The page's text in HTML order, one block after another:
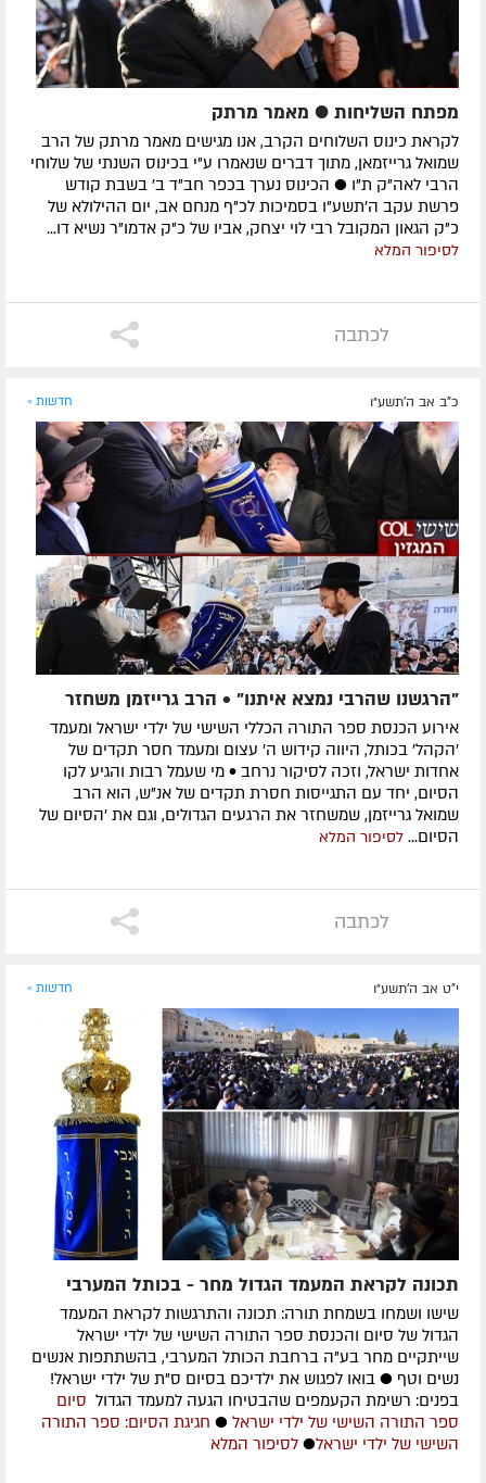
מפתח השליחות ● מאמר מרתק
לקראת כינוס השלוחים הקרב, אנו מגישים מאמר מרתק של הרב
שמואל גרייזמאן, מתוך דברים שנאמרו ע"י בכינוס השנתי של שלוחי
הרבי לאה"ק ת"ו ● הכינוס נערך בכפר חב"ד ב' בשבת קודש
פרשת עקב ה'תשע"ו בסמיכות לכ"ף מנחם אב, יום ההילולא של
כ"ק הגאון המקובל רבי לוי יצחק, אביו של כ"ק אדמו"ר נשיא דו...
לסיפור המלא
לכתבה
כ"ב אב ה׳תשע״ו חדשות »
"הרגשנו שהרבי נמצא איתנו" • הרב גרייזמן משחזר
אירוע הכנסת ספר התורה הכללי השישי של ילדי ישראל ומעמד
'הקהל' בכותל, היווה קידוש ה' עצום ומעמד חסר תקדים של
אחדות ישראל, וזכה לסיקור נרחב • מי שעמל רבות והגיע לקו
הסיום, יחד עם התגייסות חסרת תקדים של אנ"ש, הוא הרב
שמואל גרייזמן, שמשחזר את הרגעים הגדולים, וגם את 'הסיום של
הסיום... לסיפור המלא
לכתבה
י"ט אב ה׳תשע״ו חדשות »
תכונה לקראת המעמד הגדול מחר - בכותל המערבי
שישו ושמחו בשמחת תורה: תכונה והתרגשות לקראת המעמד
הגדול של סיום והכנסת ספר התורה השישי של ילדי ישראל
שייתקיים מחר בע"ה ברחבת הכותל המערבי, בהשתתפות אנשים
נשים וטף ● בואו לפגוש את ילדיכם בסיום ס"ת של ילדי ישראל!
בפנים: רשימת הקעמפים שהבטיחו הגעה למעמד הגדול סיום
ספר התורה השישי של ילדי ישראל ● חגיגת הסיום: ספר התורה
השישי של ילדי ישראל● לסיפור המלא